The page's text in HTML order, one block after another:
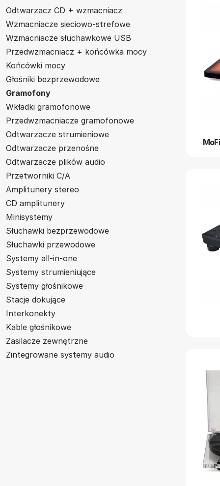
Odtwarzacz CD + wzmacniacz
Wzmacniacze sieciowo-strefowe
Wzmacniacze słuchawkowe USB
Przedwzmacniacz + końcówka mocy
Końcówki mocy
Głośniki bezprzewodowe
Gramofony
Wkładki gramofonowe
Przedwzmacniacze gramofonowe
Odtwarzacze strumieniowe
Odtwarzacze przenośne
Odtwarzacze plików audio
Przetworniki C/A
Amplitunery stereo
CD amplitunery
Minisystemy
Słuchawki bezprzewodowe
Słuchawki przewodowe
Systemy all-in-one
Systemy strumieniujące
Systemy głośnikowe
Stacje dokujące
Interkonekty
Kable głośnikowe
Zasilacze zewnętrzne
Zintegrowane systemy audio